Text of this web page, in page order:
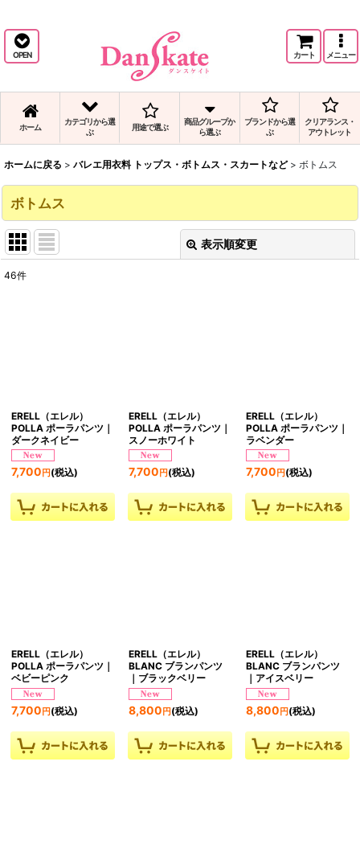
OPEN カート メニュー
ホーム
カテゴリから選
ぶ
用途で選ぶ
商品グループか
ら選ぶ
ブランドから選
ぶ
クリアランス・
アウトレット
ホームに戻る > バレエ用衣料 トップス・ボトムス・スカートなど > ボトムス
ボトムス
表示順変更
46件
ERELL（エレル）
POLLA ポーラパンツ｜
ダークネイビー
7,700 円 (税込)
ERELL（エレル）
POLLA ポーラパンツ｜
スノーホワイト
7,700 円(税込)
ERELL（エレル）
POLLA ポーラパンツ｜
ラベンダー
7,700 円(税込)
ERELL（エレル）
POLLA ポーラパンツ｜
ベビーピンク
7,700 円 (税込)
ERELL（エレル）
BLANC ブランパンツ
｜ブラックベリー
8,800 円(税込)
ERELL（エレル）
BLANC ブランパンツ
｜アイスベリー
8,800 円(税込)